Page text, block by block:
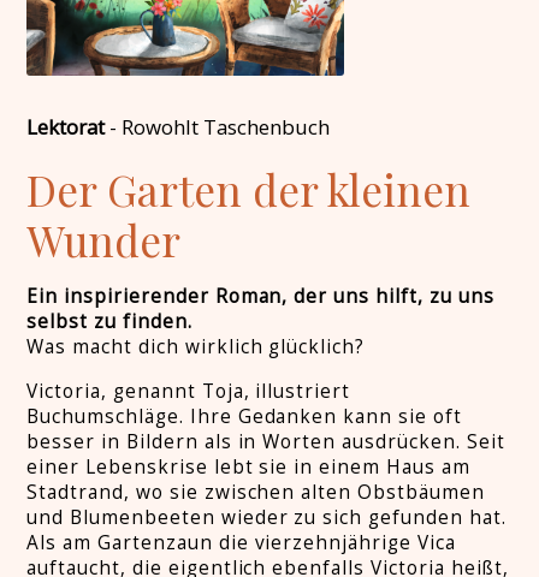
Lektorat- Rowohlt Taschenbuch
Der Garten der kleinen
Wunder
Ein inspirierender Roman, der uns hilft, zu uns
selbst zu finden.
Was macht dich wirklich glücklich?
Victoria, genannt Toja, illustriert
Buchumschläge. Ihre Gedanken kann sie oft
besser in Bildern als in Worten ausdrücken. Seit
einer Lebenskrise lebt sie in einem Haus am
Stadtrand, wo sie zwischen alten Obstbäumen
und Blumenbeeten wieder zu sich gefunden hat.
Als am Gartenzaun die vierzehnjährige Vica
auftaucht, die eigentlich ebenfalls Victoria heißt,